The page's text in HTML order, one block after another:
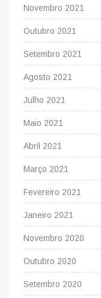
Novembro 2021
Outubro 2021
Setembro 2021
Agosto 2021
Julho 2021
Maio 2021
Abril 2021
Março 2021
Fevereiro 2021
Janeiro 2021
Novembro 2020
Outubro 2020
Setembro 2020